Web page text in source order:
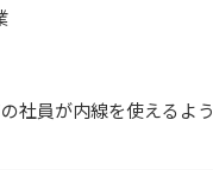
社員が内線を使えるよう